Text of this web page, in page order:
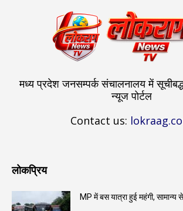
मध्य प्रदेश जनसम्पर्क संचालनालय में सूचीबद्ध
न्यूज पोर्टल
Contact us:
लोकप्रिय
MP में बस यात्रा हुई महंगी, सामान्य